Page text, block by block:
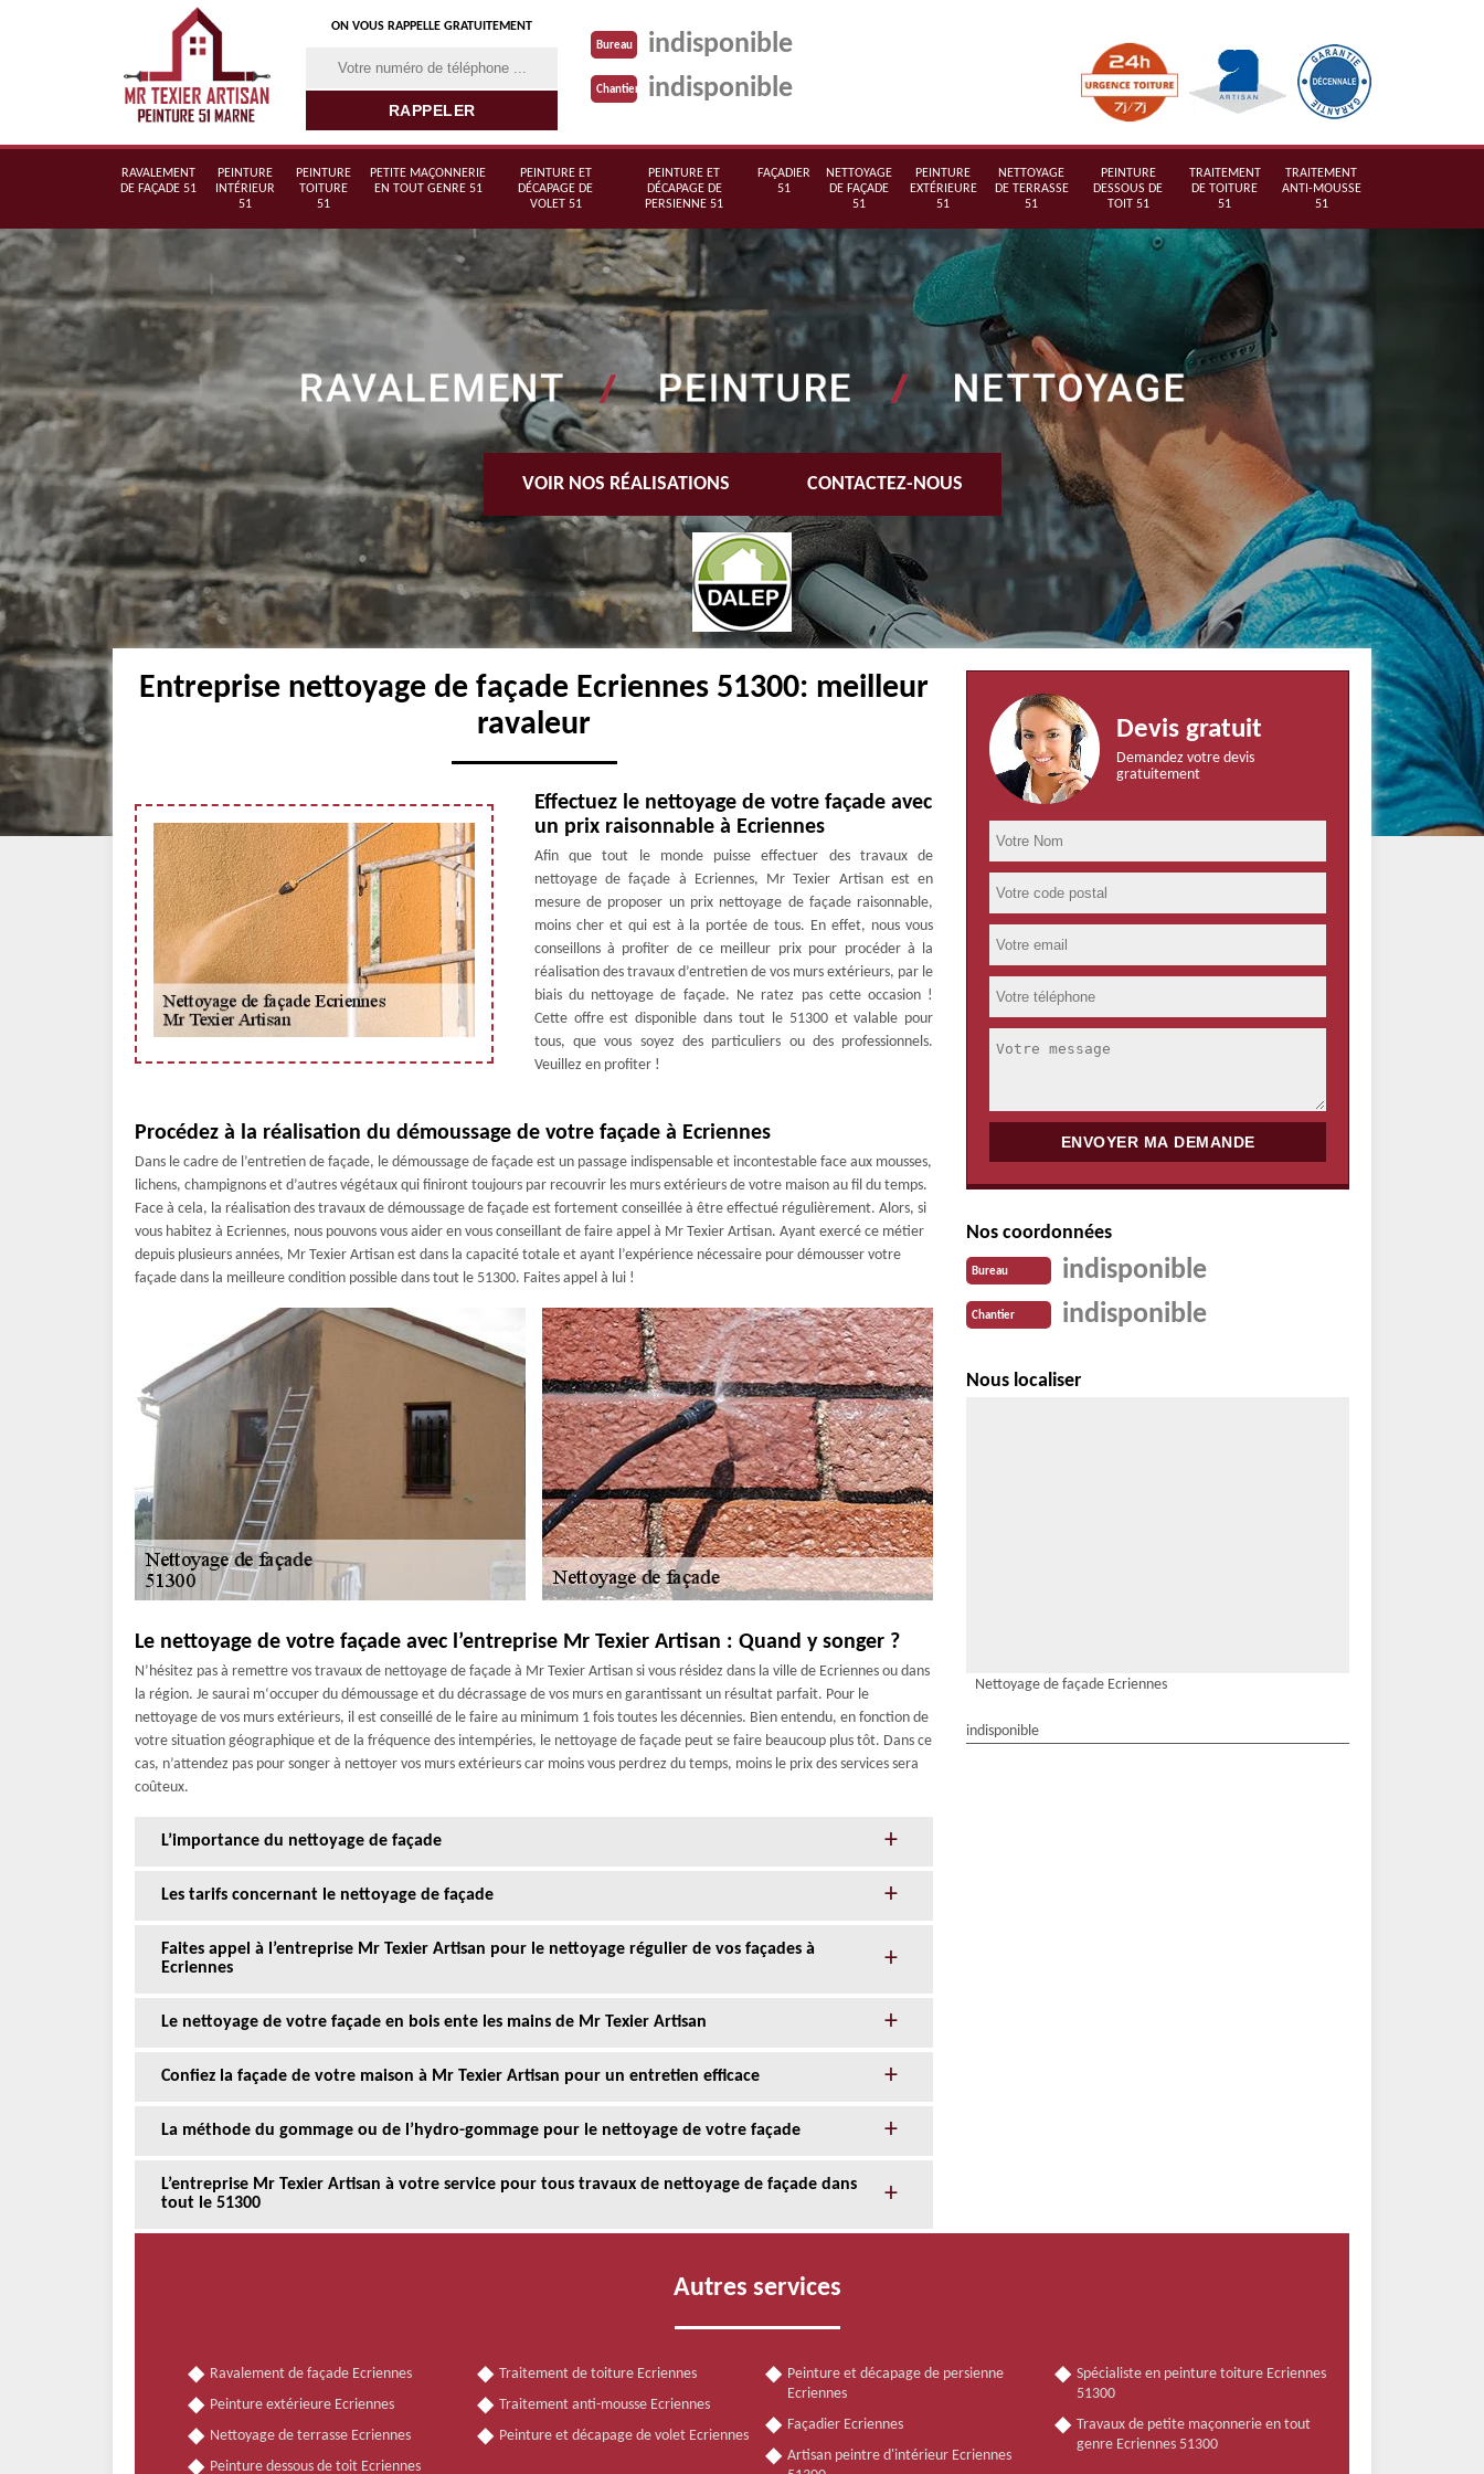
ON VOUS RAPPELLE GRATUITEMENT
Bureau indisponible
Chantier indisponible
RAVALEMENT
DE FAÇADE 51
PEINTURE
INTÉRIEUR
51
PEINTURE
TOITURE
51
PETITE MAÇONNERIE
EN TOUT GENRE 51
PEINTURE ET
DÉCAPAGE DE
VOLET 51
PEINTURE ET
DÉCAPAGE DE
PERSIENNE 51
FAÇADIER
51
NETTOYAGE
DE FAÇADE
51
PEINTURE
EXTÉRIEURE
51
NETTOYAGE
DE TERRASSE
51
PEINTURE
DESSOUS DE
TOIT 51
TRAITEMENT
DE TOITURE
51
TRAITEMENT
ANTI-MOUSSE
51
VOIR NOS RÉALISATIONS CONTACTEZ-NOUS
Entreprise nettoyage de façade Ecriennes 51300: meilleur
ravaleur
Effectuez le nettoyage de votre façade avec
un prix raisonnable à Ecriennes
Afin que tout le monde puisse effectuer des travaux de
nettoyage de façade à Ecriennes, Mr Texier Artisan est en
mesure de proposer un prix nettoyage de façade raisonnable,
moins cher et qui est à la portée de tous. En effet, nous vous
conseillons à profiter de ce meilleur prix pour procéder à la
réalisation des travaux d’entretien de vos murs extérieurs, par le
biais du nettoyage de façade. Ne ratez pas cette occasion !
Cette offre est disponible dans tout le 51300 et valable pour
tous, que vous soyez des particuliers ou des professionnels.
Veuillez en profiter !
Procédez à la réalisation du démoussage de votre façade à Ecriennes
Dans le cadre de l’entretien de façade, le démoussage de façade est un passage indispensable et incontestable face aux mousses,
lichens, champignons et d’autres végétaux qui finiront toujours par recouvrir les murs extérieurs de votre maison au fil du temps.
Face à cela, la réalisation des travaux de démoussage de façade est fortement conseillée à être effectué régulièrement. Alors, si
vous habitez à Ecriennes, nous pouvons vous aider en vous conseillant de faire appel à Mr Texier Artisan. Ayant exercé ce métier
depuis plusieurs années, Mr Texier Artisan est dans la capacité totale et ayant l’expérience nécessaire pour démousser votre
façade dans la meilleure condition possible dans tout le 51300. Faites appel à lui !
Le nettoyage de votre façade avec l’entreprise Mr Texier Artisan : Quand y songer ?
N’hésitez pas à remettre vos travaux de nettoyage de façade à Mr Texier Artisan si vous résidez dans la ville de Ecriennes ou dans
la région. Je saurai m‘occuper du démoussage et du décrassage de vos murs en garantissant un résultat parfait. Pour le
nettoyage de vos murs extérieurs, il est conseillé de le faire au minimum 1 fois toutes les décennies. Bien entendu, en fonction de
votre situation géographique et de la fréquence des intempéries, le nettoyage de façade peut se faire beaucoup plus tôt. Dans ce
cas, n’attendez pas pour songer à nettoyer vos murs extérieurs car moins vous perdrez du temps, moins le prix des services sera
coûteux.
L’importance du nettoyage de façade
Les tarifs concernant le nettoyage de façade
Faites appel à l’entreprise Mr Texier Artisan pour le nettoyage régulier de vos façades à
Ecriennes
Le nettoyage de votre façade en bois ente les mains de Mr Texier Artisan
Confiez la façade de votre maison à Mr Texier Artisan pour un entretien efficace
La méthode du gommage ou de l’hydro-gommage pour le nettoyage de votre façade
L’entreprise Mr Texier Artisan à votre service pour tous travaux de nettoyage de façade dans
tout le 51300
Devis gratuit
Demandez votre devis
gratuitement
Nos coordonnées
Bureau indisponible
Chantier indisponible
Nous localiser
Nettoyage de façade Ecriennes
indisponible
Autres services
Ravalement de façade Ecriennes
Peinture extérieure Ecriennes
Nettoyage de terrasse Ecriennes
Peinture dessous de toit Ecriennes
Traitement de toiture Ecriennes
Traitement anti-mousse Ecriennes
Peinture et décapage de volet Ecriennes
Peinture et décapage de persienne
Ecriennes
Façadier Ecriennes
Artisan peintre d'intérieur Ecriennes
Spécialiste en peinture toiture Ecriennes
51300
Travaux de petite maçonnerie en tout
genre Ecriennes 51300